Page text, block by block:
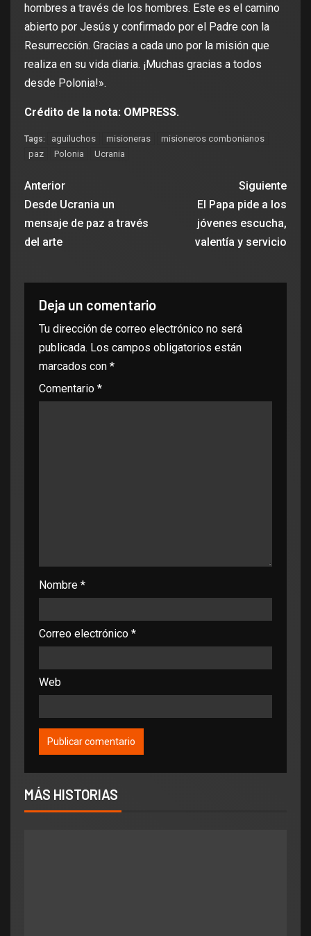
hombres a través de los hombres. Este es el camino
abierto por Jesús y confirmado por el Padre con la
Resurrección. Gracias a cada uno por la misión que
realiza en su vida diaria. ¡Muchas gracias a todos
desde Polonia!».
Crédito de la nota: OMPRESS.
Tags: aguiluchos misioneras
misioneros combonianos
paz
Polonia Ucrania
Anterior
Desde Ucrania un
mensaje de paz a través
del arte
Siguiente
El Papa pide a los
jóvenes escucha,
valentía y servicio
Deja un comentario
Tu dirección de correo electrónico no será
publicada. Los campos obligatorios están
marcados con *
Comentario *
Nombre *
Correo electrónico *
Web
MÁS HISTORIAS